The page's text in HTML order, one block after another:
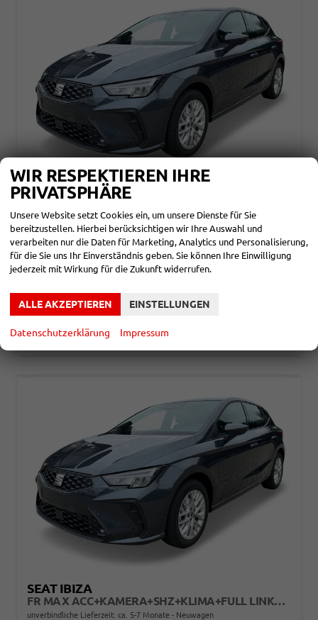
SEAT IBIZA
unverbindliche Lieferzeit: ca. 5-7 Monate Neuwagen
Fahrzeugnr. 865958
Benzin 85 kW (116 PS)
incl. 19% MwSt.
Verbrauch kombiniert:
2 -Klasse: D
CO -Emissionen:120,00 g/km
SEAT IBIZA
FR MAX ACC+KAMERA+SHZ+KLIMA+FULL LINK+PDC+LED+16" ALU+KESSY
unverbindliche Lieferzeit: ca. 5-7 Monate Neuwagen
WIR RESPEKTIEREN IHRE
PRIVATSPHÄRE
Unsere Website setzt Cookies ein, um unsere Dienste für Sie
bereitzustellen. Hierbei berücksichtigen wir Ihre Auswahl und
verarbeiten nur die Daten für Marketing, Analytics und Personalisierung,
für die Sie uns Ihr Einverständnis geben. Sie können Ihre Einwilligung
jederzeit mit Wirkung für die Zukunft widerrufen.
ALLE AKZEPTIEREN EINSTELLUNGEN
Datenschutzerklärung Impressum